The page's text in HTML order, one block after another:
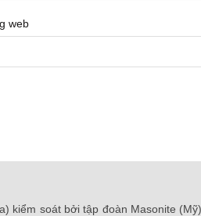
web
kiểm soát bởi tập đoàn Masonite